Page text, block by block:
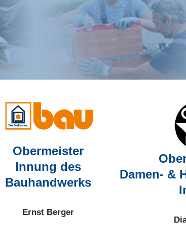
Obermeister
Innung des
Bauhandwerks
Ernst Berger
Damen- &